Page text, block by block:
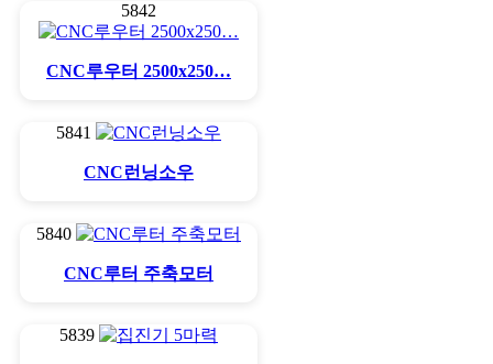
5842
CNC루우터 2500x250…
5841
CNC런닝소우
5840
CNC루터 주축모터
5839